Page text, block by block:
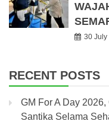
30 July
RECENT POSTS
GM For A Day
Santika Selama